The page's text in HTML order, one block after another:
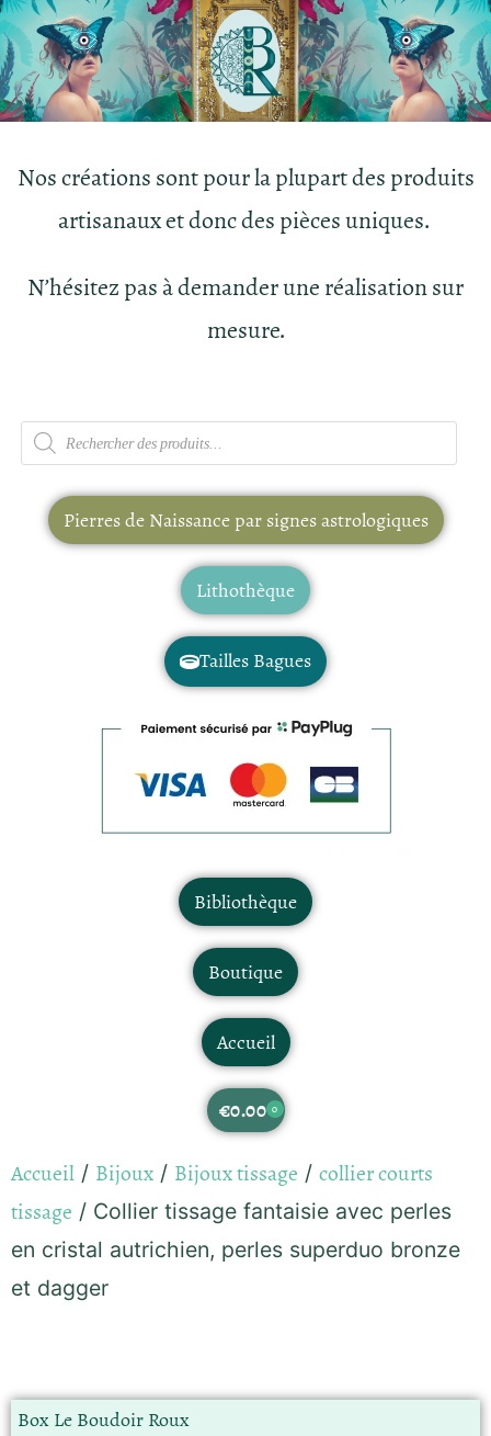
Nos créations sont pour la plupart des produits
artisanaux et donc des pièces uniques.
N’hésitez pas à demander une réalisation sur
mesure.
Pierres de Naissance par signes astrologiques
Lithothèque
Tailles Bagues
Bibliothèque
Boutique
Accueil
€0.00 0
Accueil / Bijoux / Bijoux tissage / collier courts
tissage / Collier tissage fantaisie avec perles
en cristal autrichien, perles superduo bronze
et dagger
Box Le Boudoir Roux